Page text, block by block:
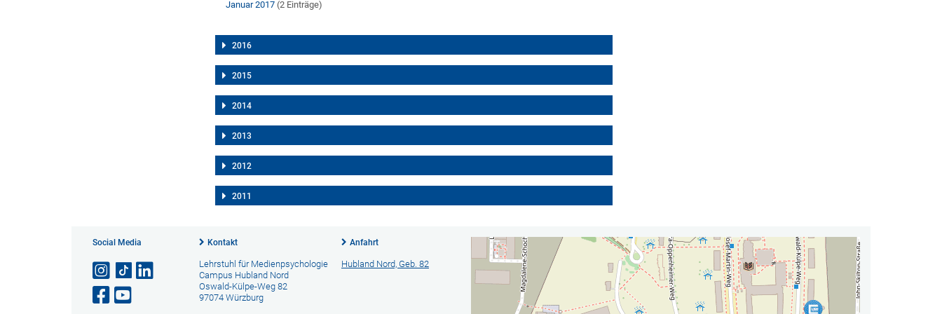
Januar 2017 (2 Einträge)
2016
2015
2014
2013
2012
2011
Social Media Kontakt
Lehrstuhl für Medienpsychologie
Campus Hubland Nord
Oswald-Külpe-Weg 82
97074 Würzburg
Anfahrt
Hubland Nord, Geb. 82